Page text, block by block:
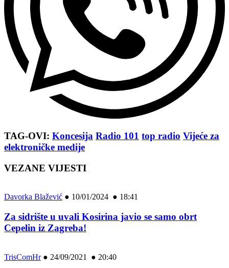
TAG-OVI: Koncesija Radio 101 top radio Vijeće za
elektroničke medije
VEZANE VIJESTI
Davorka Blažević ● 10/01/2024 ● 18:41
Za sidrište u uvali Kosirina javio se samo obrt
Cepelin iz Zagreba!
TrisComHr● 24/09/2021 ● 20:40